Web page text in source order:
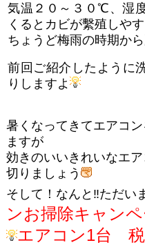
気温２０～３０℃、湿
くるとカビが繫殖しや
ちょうど梅雨の時期か
前回ご紹介したように
りしますよ
暑くなってきてエアコ
ますが
効きのいいきれいなエ
切りましょう
そして！なんと‼ただい
ンお掃除キャン
エアコン1台 税